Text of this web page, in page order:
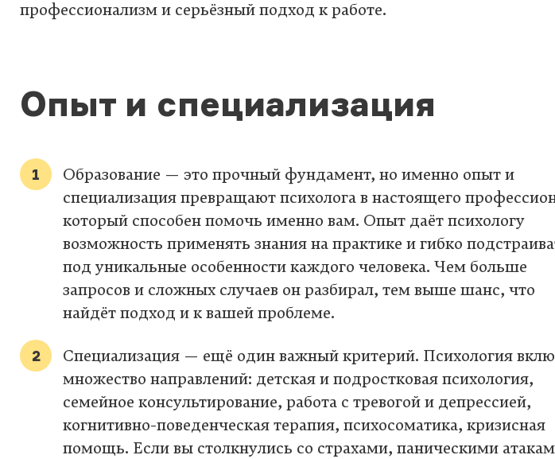
профессионализм и серьёзный подход к работе.
Опыт и специализация
Образование — это прочный фундамент, но именно опыт и
специализация превращают психолога в настоящего
который способен помочь именно вам. Опыт даёт психологу
возможность применять знания на практике и гибко
под уникальные особенности каждого человека. Чем больше
запросов и сложных случаев он разбирал, тем выше шанс, что
найдёт подход и к вашей проблеме.
Специализация — ещё один важный критерий. Психология
множество направлений: детская и подростковая психология,
семейное консультирование, работа с тревогой и депрессией,
когнитивно-поведенческая терапия, психосоматика, кризисная
помощь. Если вы столкнулись со страхами, паническими